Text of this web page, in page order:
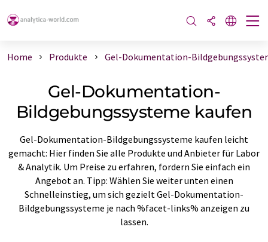
Home Produkte Gel-Dokumentation-
Gel-Dokumentation-
Bildgebungssysteme kaufen
Gel-Dokumentation-Bildgebungssysteme kaufen leicht
gemacht: Hier finden Sie alle Produkte und Anbieter für Labor
& Analytik. Um Preise zu erfahren, fordern Sie einfach ein
Angebot an. Tipp: Wählen Sie weiter unten einen
Schnelleinstieg, um sich gezielt Gel-Dokumentation-
Bildgebungssysteme je nach %facet-links% anzeigen zu
lassen.